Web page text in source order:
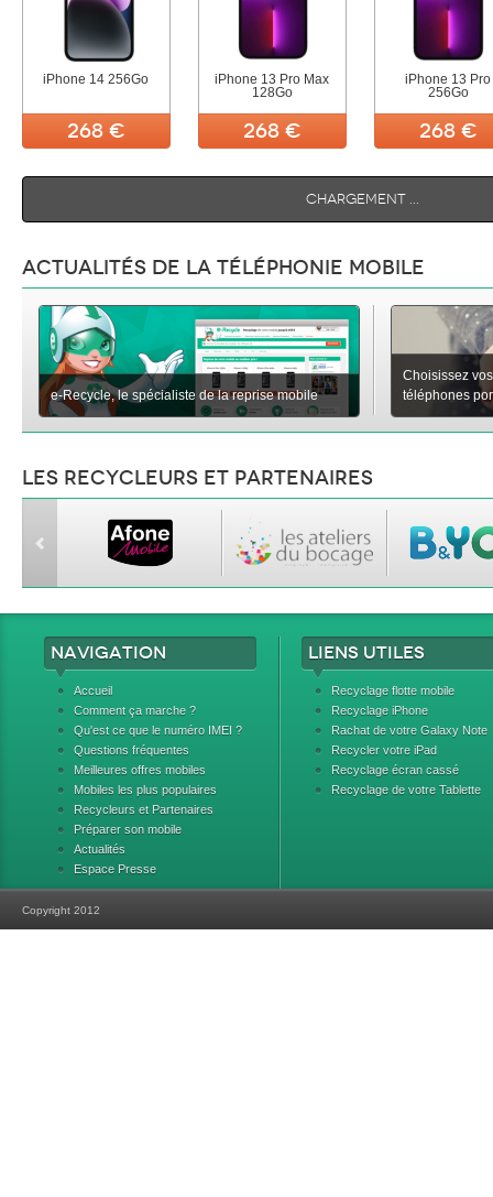
iPhone 14 256Go
268 €
iPhone 13 Pro Max
128Go
268 €
iPhone 13 Pro
256Go
268 €
Chargement ...
Actualités de la téléphonie mobile
e-Recycle, le spécialiste de la reprise mobile
Choisissez
téléphones
Les recycleurs et partenaires
Navigation
Accueil
Comment ça marche ?
Qu'est ce que le numéro IMEI ?
Questions fréquentes
Meilleures offres mobiles
Mobiles les plus populaires
Recycleurs et Partenaires
Préparer son mobile
Actualités
Espace Presse
Liens utiles
Recyclage flotte mobile
Recyclage iPhone
Rachat de votre Galaxy Note
Recycler votre iPad
Recyclage écran cassé
Recyclage de votre Tablette
Copyright 2012